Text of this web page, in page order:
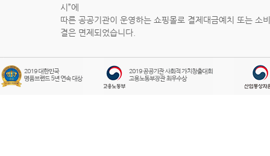
시”에
따른 공공기관이 운영하는 쇼핑몰로 결제대금예치 또는 소
결은 면제되었습니다.